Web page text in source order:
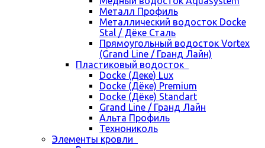
Металл Профиль
Металлический водосток Docke
Stal / Дёке Сталь
Прямоугольный водосток Vortex
(Grand Line / Гранд Лайн)
Пластиковый водосток
Docke (Деке) Lux
Docke (Дёке) Premium
Docke (Дёке) Standart
Grand Line / Гранд Лайн
Альта Профиль
Технониколь
Элементы кровли